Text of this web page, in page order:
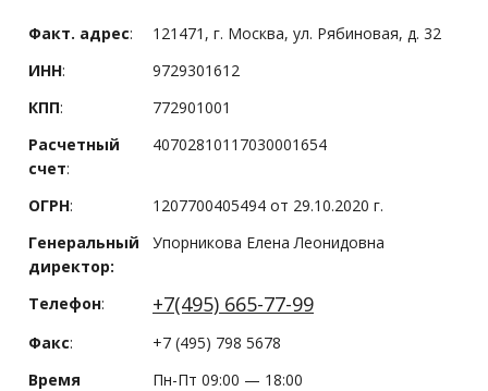
Факт. адрес:
121471, г. Москва, ул. Рябиновая, д. 32
ИНН:
9729301612
КПП:
772901001
Расчетный
счет:
40702810117030001654
ОГРН:
1207700405494 от 29.10.2020 г.
Генеральный
директор:
Упорникова Елена Леонидовна
Телефон: +7(495) 665-77-99
Факс:
+7 (495) 798 5678
Время
Пн-Пт 09:00 — 18:00